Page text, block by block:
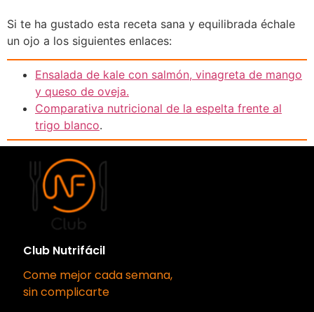
Si te ha gustado esta receta sana y equilibrada échale
un ojo a los siguientes enlaces:
Ensalada de kale con salmón, vinagreta de mango
y queso de oveja.
Comparativa nutricional de la espelta frente al
trigo blanco.
Club Nutrifácil
Come mejor cada semana,
sin complicarte